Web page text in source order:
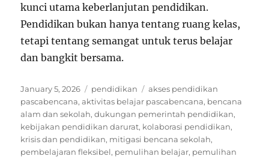
kunci utama keberlanjutan pendidikan.
Pendidikan bukan hanya tentang ruang kelas,
tetapi tentang semangat untuk terus belajar
dan bangkit bersama.
Posted
on
January 5, 2026 Categories
pendidikan Tags
akses pendidikan
pascabencana,aktivitas belajar pascabencana, bencana
alam dan sekolah,dukungan pemerintah pendidikan,
kebijakan pendidikan darurat, kolaborasi pendidikan,
krisis dan pendidikan, mitigasi bencana sekolah,
pembelajaran fleksibel, pemulihan belajar, pemulihan